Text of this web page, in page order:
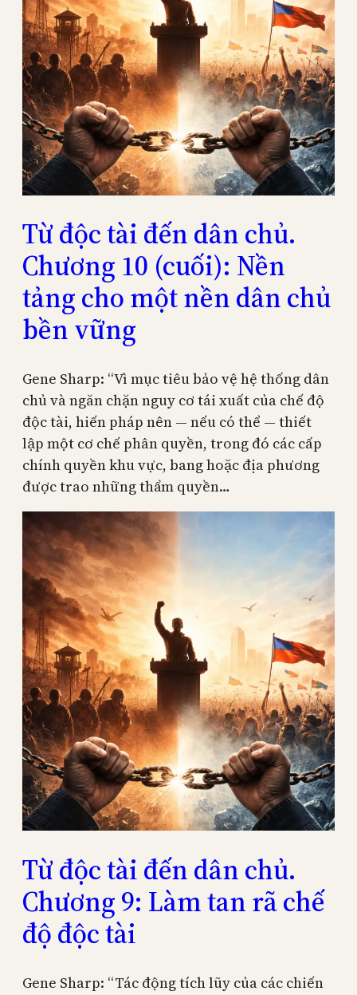
Từ độc tài đến dân chủ.
Chương 10 (cuối): Nền
tảng cho một nền dân chủ
bền vững
Gene Sharp: “Vì mục tiêu bảo vệ hệ thống dân
chủ và ngăn chặn nguy cơ tái xuất của chế độ
độc tài, hiến pháp nên — nếu có thể — thiết
lập một cơ chế phân quyền, trong đó các cấp
chính quyền khu vực, bang hoặc địa phương
được trao những thẩm quyền…
Từ độc tài đến dân chủ.
Chương 9: Làm tan rã chế
độ độc tài
Gene Sharp: “Tác động tích lũy của các chiến